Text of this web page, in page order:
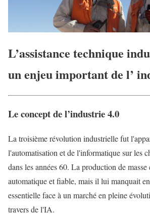
L’assistance technique
un enjeu important de l’
Le concept de l’industrie 4.0
La troisième révolution industrielle fut
l'automatisation et de l'informatique sur les
dans les années 60. La production de masse
automatique et fiable, mais il lui manquait
essentielle face à un marché en pleine
travers de l'IA.